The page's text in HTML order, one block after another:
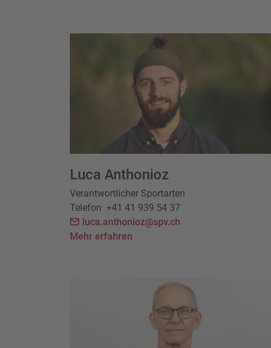
Luca Anthonioz
Verantwortlicher Sportarten
Telefon +41 41 939 54 37
luca.anthonioz@spv.ch
Mehr erfahren